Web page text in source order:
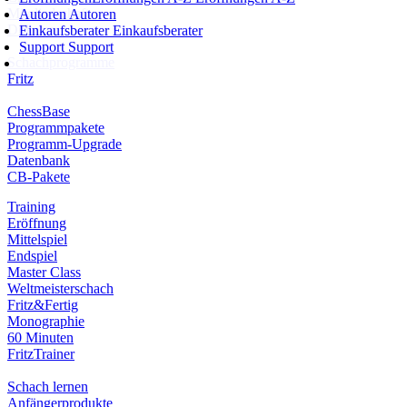
Autoren Autoren
EinkaufsberaterEinkaufsberater
Support Support
Mitgliedschaft
Dukaten
Schachprogramme
Fritz
ChessBase
Programmpakete
Programm-Upgrade
Datenbank
CB-Pakete
Training
Eröffnung
Mittelspiel
Endspiel
Master Class
Weltmeisterschach
Fritz&Fertig
Monographie
60 Minuten
FritzTrainer
Schach lernen
Anfängerprodukte